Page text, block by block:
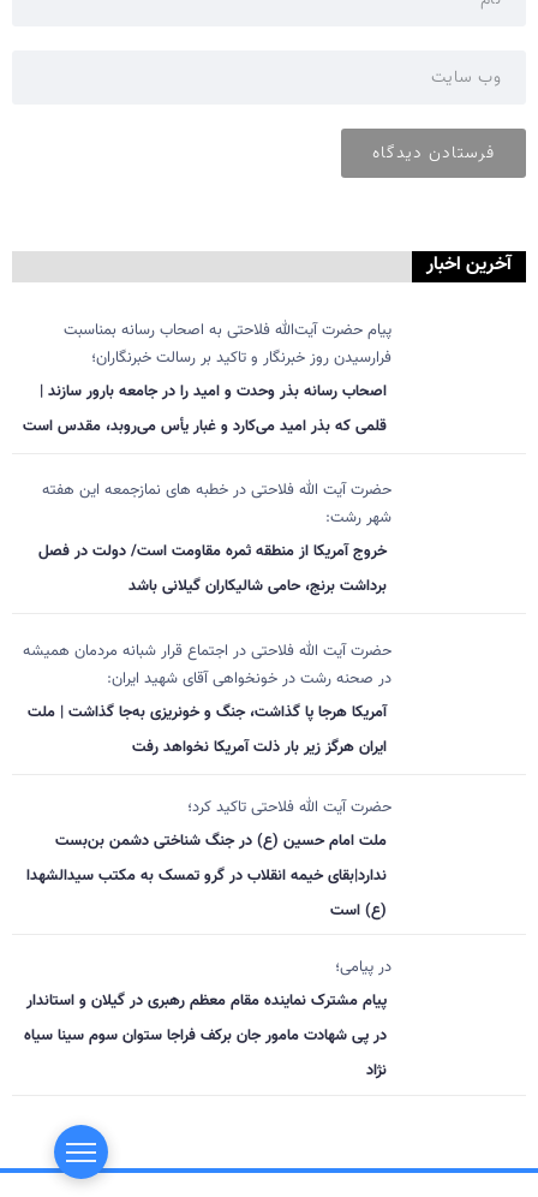
آخرین اخبار
پیام حضرت آیت‌الله فلاحتی به اصحاب رسانه بمناسبت
فرارسیدن روز خبرنگار و تاکید بر رسالت خبرنگاران؛
اصحاب رسانه بذر وحدت و امید را در جامعه بارور سازند |
قلمی که بذر امید می‌کارد و غبار یأس می‌روبد، مقدس است
حضرت آیت الله فلاحتی در خطبه های نمازجمعه این هفته
شهر رشت:
خروج آمریکا از منطقه ثمره مقاومت است/ دولت در فصل
برداشت برنج، حامی شالیکاران گیلانی باشد
حضرت آیت الله فلاحتی در اجتماع قرار شبانه مردمان همیشه
در صحنه رشت در خونخواهی آقای شهید ایران:
آمریکا هرجا پا گذاشت، جنگ و خونریزی به‌جا گذاشت | ملت
ایران هرگز زیر بار ذلت آمریکا نخواهد رفت
حضرت آیت الله فلاحتی تاکید کرد؛
ملت امام حسین (ع) در جنگ شناختی دشمن بن‌بست
ندارد|بقای خیمه انقلاب در گرو تمسک به مکتب سیدالشهدا
(ع) است
در پیامی؛
پیام مشترک نماینده مقام معظم رهبری در گیلان و استاندار
در پی شهادت مامور جان برکف فراجا ستوان سوم سینا سیاه
نژاد